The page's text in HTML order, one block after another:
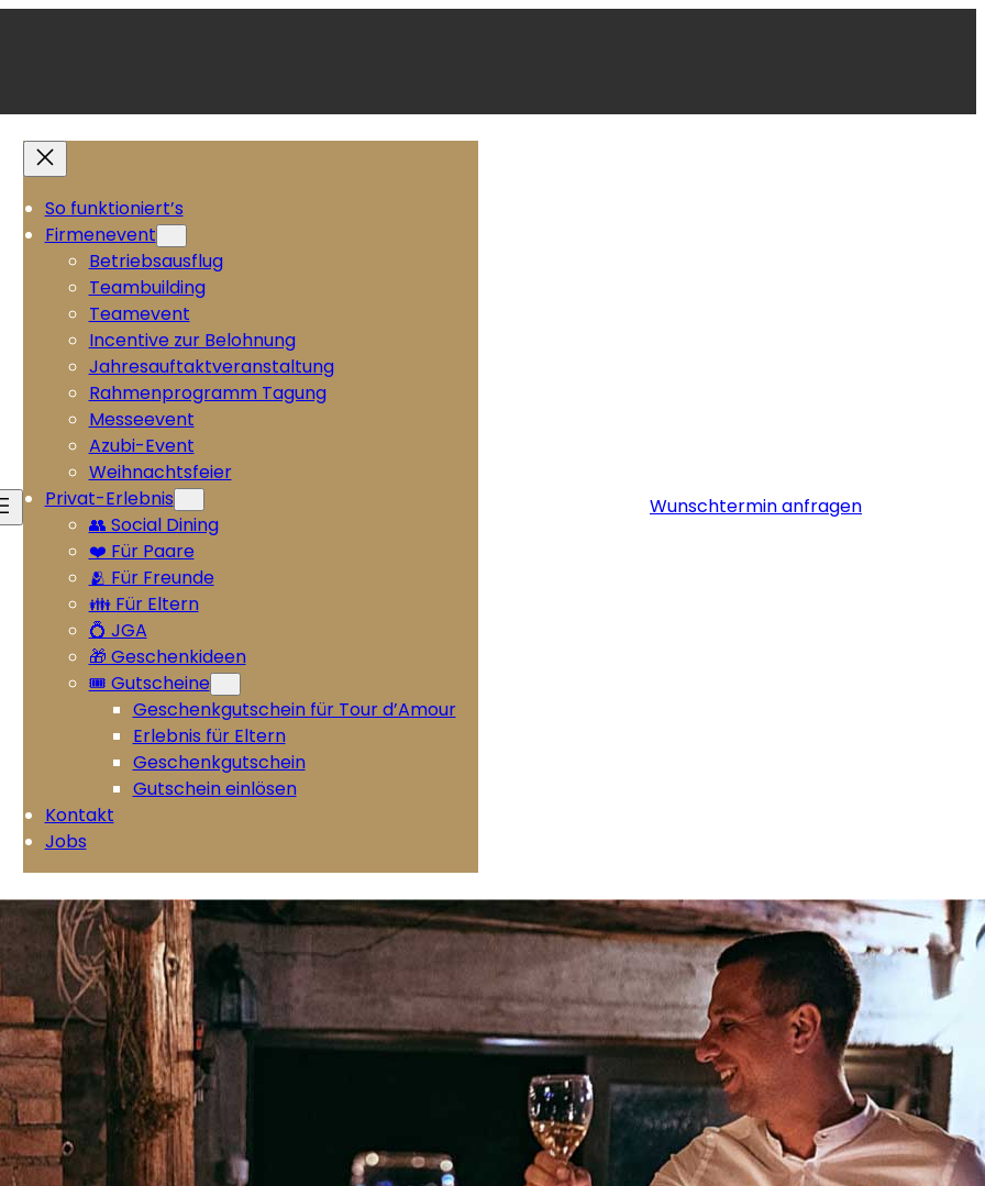
So funktioniert’s
Firmenevent
Betriebsausflug
Teambuilding
Teamevent
Incentive zur Belohnung
Jahresauftaktveranstaltung
Rahmenprogramm Tagung
Messeevent
Azubi-Event
Weihnachtsfeier
Privat-Erlebnis
👥 Social Dining
❤️ Für Paare
🫂 Für Freunde
👪 Für Eltern
💍 JGA
🎁 Geschenkideen
🎟️ Gutscheine
Geschenkgutschein für Tour d’Amour
Erlebnis für Eltern
Geschenkgutschein
Gutschein einlösen
Kontakt
Jobs
Wunschtermin anfragen